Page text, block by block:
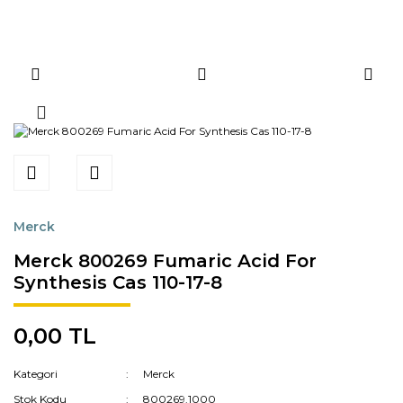
Merck
Merck 800269 Fumaric Acid For
Synthesis Cas 110-17-8
0,00 TL
Kategori
Merck
Stok Kodu
800269.1000